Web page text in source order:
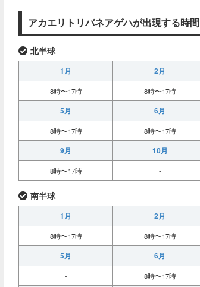
アカエリトリバネアゲハが出現する時間
北半球
1月 2月
8時〜17時 8時〜17時
5月 6月
8時〜17時 8時〜17時
9月 10月
8時〜17時 -
南半球
1月 2月
8時〜17時 8時〜17時
5月 6月
- 8時〜17時